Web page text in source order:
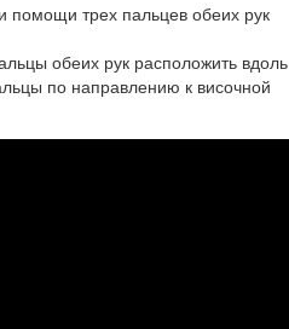
помощи трех пальцев обеих рук
обеих рук расположить вдоль
по направлению к височной